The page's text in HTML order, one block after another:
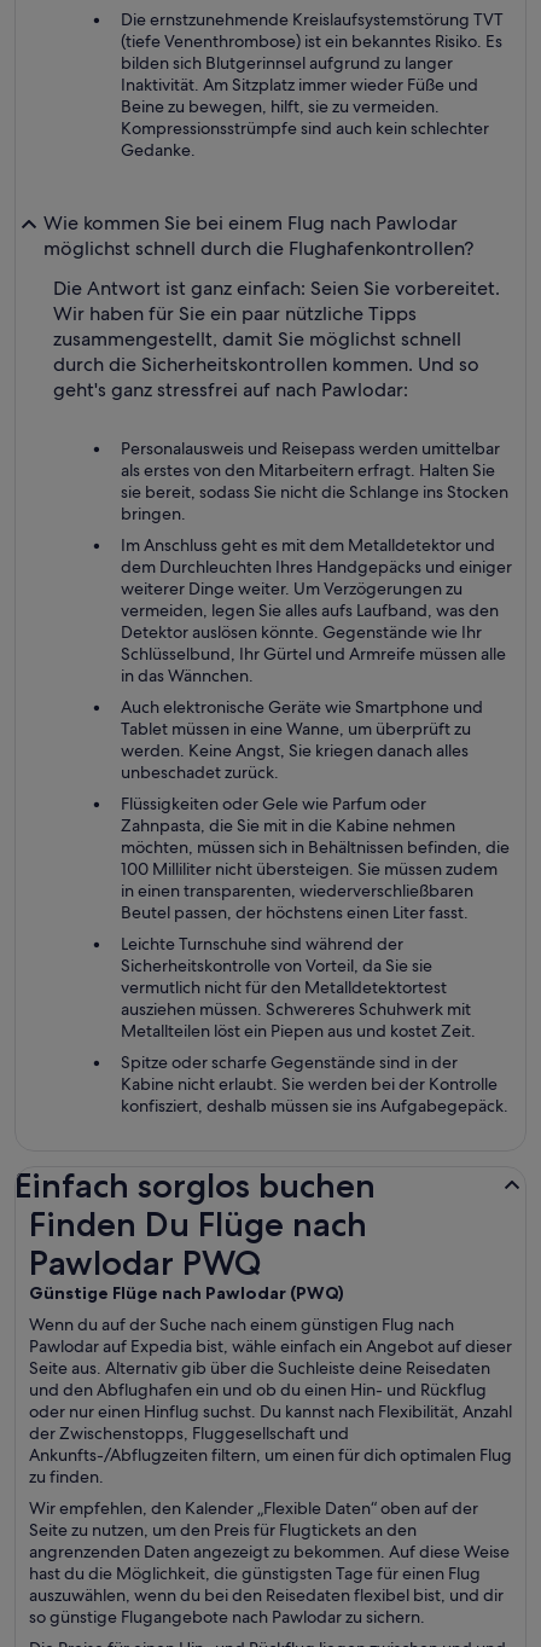
Die ernstzunehmende Kreislaufsystemstörung TVT
(tiefe Venenthrombose) ist ein bekanntes Risiko. Es
bilden sich Blutgerinnsel aufgrund zu langer
Inaktivität. Am Sitzplatz immer wieder Füße und
Beine zu bewegen, hilft, sie zu vermeiden.
Kompressionsstrümpfe sind auch kein schlechter
Gedanke.
Wie kommen Sie bei einem Flug nach Pawlodar
möglichst schnell durch die Flughafenkontrollen?
Die Antwort ist ganz einfach: Seien Sie vorbereitet.
Wir haben für Sie ein paar nützliche Tipps
zusammengestellt, damit Sie möglichst schnell
durch die Sicherheitskontrollen kommen. Und so
geht's ganz stressfrei auf nach Pawlodar:
Personalausweis und Reisepass werden umittelbar
als erstes von den Mitarbeitern erfragt. Halten Sie
sie bereit, sodass Sie nicht die Schlange ins Stocken
bringen.
Im Anschluss geht es mit dem Metalldetektor und
dem Durchleuchten Ihres Handgepäcks und einiger
weiterer Dinge weiter. Um Verzögerungen zu
vermeiden, legen Sie alles aufs Laufband, was den
Detektor auslösen könnte. Gegenstände wie Ihr
Schlüsselbund, Ihr Gürtel und Armreife müssen alle
in das Wännchen.
Auch elektronische Geräte wie Smartphone und
Tablet müssen in eine Wanne, um überprüft zu
werden. Keine Angst, Sie kriegen danach alles
unbeschadet zurück.
Flüssigkeiten oder Gele wie Parfum oder
Zahnpasta, die Sie mit in die Kabine nehmen
möchten, müssen sich in Behältnissen befinden, die
100 Milliliter nicht übersteigen. Sie müssen zudem
in einen transparenten, wiederverschließbaren
Beutel passen, der höchstens einen Liter fasst.
Leichte Turnschuhe sind während der
Sicherheitskontrolle von Vorteil, da Sie sie
vermutlich nicht für den Metalldetektortest
ausziehen müssen. Schwereres Schuhwerk mit
Metallteilen löst ein Piepen aus und kostet Zeit.
Spitze oder scharfe Gegenstände sind in der
Kabine nicht erlaubt. Sie werden bei der Kontrolle
konfisziert, deshalb müssen sie ins Aufgabegepäck.
Einfach sorglos buchen
Finden Du Flüge nach
Pawlodar PWQ
Günstige Flüge nach Pawlodar (PWQ)
Wenn du auf der Suche nach einem günstigen Flug nach
Pawlodar auf Expedia bist, wähle einfach ein Angebot auf dieser
Seite aus. Alternativ gib über die Suchleiste deine Reisedaten
und den Abflughafen ein und ob du einen Hin- und Rückflug
oder nur einen Hinflug suchst. Du kannst nach Flexibilität, Anzahl
der Zwischenstopps, Fluggesellschaft und
Ankunfts-/Abflugzeiten filtern, um einen für dich optimalen Flug
zu finden.
Wir empfehlen, den Kalender „Flexible Daten“ oben auf der
Seite zu nutzen, um den Preis für Flugtickets an den
angrenzenden Daten angezeigt zu bekommen. Auf diese Weise
hast du die Möglichkeit, die günstigsten Tage für einen Flug
auszuwählen, wenn du bei den Reisedaten flexibel bist, und dir
so günstige Flugangebote nach Pawlodar zu sichern.
Finden Du Flüge nach Pawlodar PWQ